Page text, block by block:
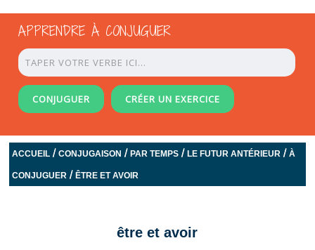
APPRENDRE À CONJUGUER
CONJUGUER CRÉER UN EXERCICE
ACCUEIL /CONJUGAISON /PAR TEMPS /LE FUTUR ANTÉRIEUR /À
CONJUGUER /ÊTRE ET AVOIR
être et avoir